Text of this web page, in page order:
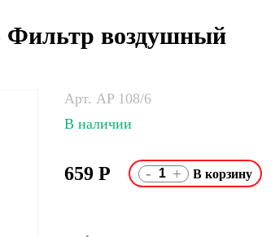
Фильтр воздушный
Арт. AP 108/6
В наличии
659 Р - +